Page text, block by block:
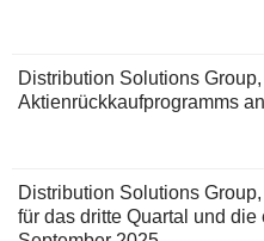
Distribution Solutions
Aktienrückkaufprogramms an
Distribution Solutions
für das dritte Quartal und